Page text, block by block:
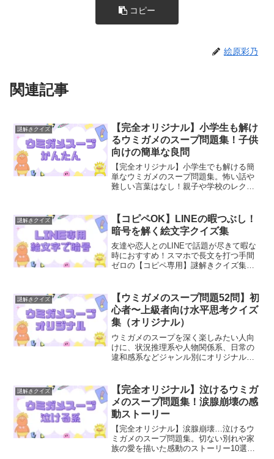
コピー
絵原彩乃
関連記事
謎解きクイズ
【完全オリジナル】小学生も解け
るウミガメのスープ問題集！子供
向けの簡単な良問
【完全オリジナル】小学生でも解ける簡
単なウミガメのスープ問題集。怖い話や
難しい言葉はなし！親子や学校のレクリ
脳トレとして、お子さんと一緒に挑戦し
てみてください。
謎解きクイズ
【コピペOK】LINEの暇つぶし！
暗号を解く絵文字クイズ集
友達や恋人とのLINEで話題が尽きて暇な
時におすすめ！スマホで長文を打つ手間
ゼロの【コピペ専用】謎解きクイズ集で
活。今すぐ暇つぶしに使えます！
謎解きクイズ
【ウミガメのスープ問題52問】初
心者〜上級者向け水平思考クイズ
集（オリジナル）
ウミガメのスープを深く楽しみたい人向
けに、状況推理系や人物関係系、日常の
違和感系などジャンル別にオリジナル問
者まで楽しめる内容になっています。
謎解きクイズ
【完全オリジナル】泣けるウミガ
メのスープ問題集！涙腺崩壊の感
動ストーリー
【完全オリジナル】涙腺崩壊…泣けるウ
ミガメのスープ問題集。切ない別れや家
族の愛を描いた感動のストーリー10選。